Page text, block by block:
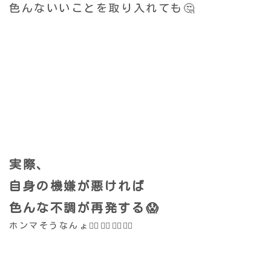
色んないいことを取り入れても🤔
実際、
自身の機嫌が悪ければ
色んな不調が再発する😱
ホンマそうなんょ😮‍💨😮‍💨😮‍💨😮‍💨